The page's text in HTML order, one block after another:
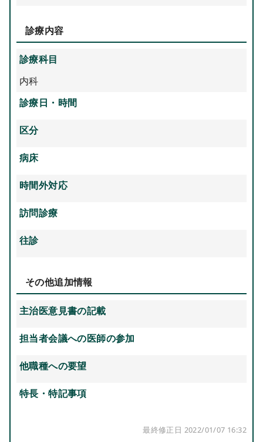
診療内容
診療科目
内科
診療日・時間
区分
病床
時間外対応
訪問診療
往診
その他追加情報
主治医意見書の記載
担当者会議への医師の参加
他職種への要望
特長・特記事項
最終修正日 2022/01/07 16:32